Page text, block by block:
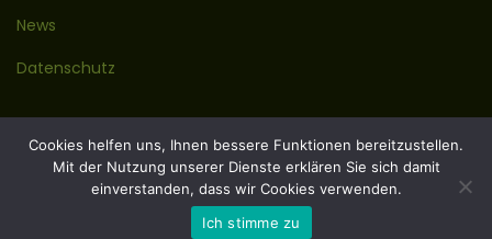
News
Datenschutz
Kontakt
Impressum
Cookies helfen uns, Ihnen bessere Funktionen bereitzustellen.
Mit der Nutzung unserer Dienste erklären Sie sich damit
einverstanden, dass wir Cookies verwenden.
Ich stimme zu